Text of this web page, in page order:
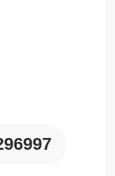
制药、电力、环